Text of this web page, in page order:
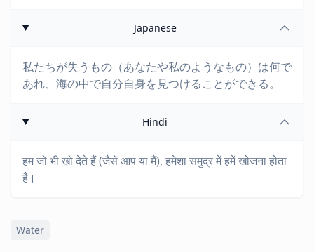
Japanese
私たちが失うもの（あなたや私のようなもの）は何で
あれ、海の中で自分自身を見つけることができる。
Hindi
हम जो भी खो देते हैं (जैसे आप या मैं), हमेशा समुद्र में हमें खोजना होता
है।
Water